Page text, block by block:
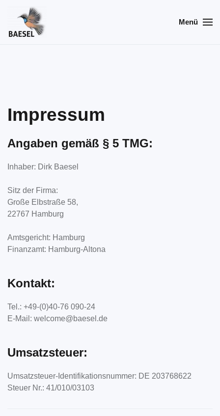
Skip
to
Menü
Impressum
Angaben gemäß § 5 TMG:
Inhaber: Dirk Baesel
Sitz der Firma:
Große Elbstraße 58,
22767 Hamburg
Amtsgericht: Hamburg
Finanzamt: Hamburg-Altona
Kontakt:
Tel.: +49-(0)40-76 090-24
E-Mail: welcome@baesel.de
Umsatzsteuer:
Umsatzsteuer-Identifikationsnummer: DE 203768622
Steuer Nr.: 41/010/03103